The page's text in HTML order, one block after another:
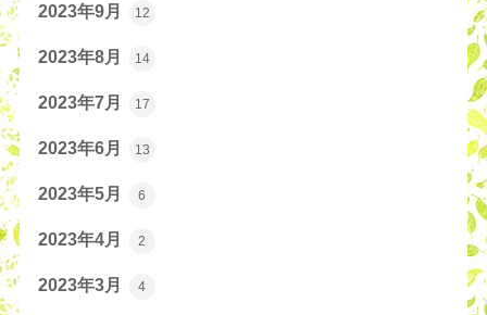
2023年9月 12
2023年8月 14
2023年7月 17
2023年6月 13
2023年5月 6
2023年4月 2
2023年3月 4